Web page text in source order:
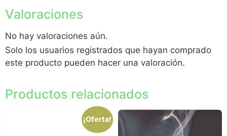
Valoraciones
No hay valoraciones aún.
Solo los usuarios registrados que hayan comprado
este producto pueden hacer una valoración.
Productos relacionados
¡Oferta!